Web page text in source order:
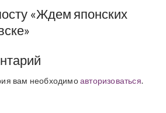
«Ждем японских
вам необходимоавторизоваться.